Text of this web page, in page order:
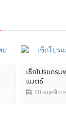
เช็กโปรแกร
แมตซ์
20 พฤศจิกา